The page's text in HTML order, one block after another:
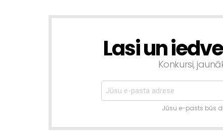
NEWSLETTERLasi un
Konkursi,
Jūsu e-pasts būs